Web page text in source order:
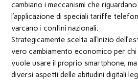
una
finestra)
in
nuova
finestra)
in
nuova
in
una
nuova
un
(Si
nuova
cambiano i meccanismi che
l’applicazione di speciali tariffe
varcano i confini nazionali.
Strategicamente scelta all’inizio
vero cambiamento economico per chi
vuole usare il proprio smartphone,
diversi aspetti delle abitudini digitali